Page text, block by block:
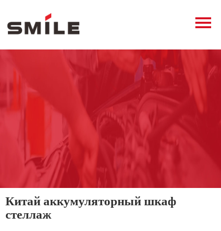
Продукция
О нас
Контакты
Китай аккумуляторный шкаф
стеллаж